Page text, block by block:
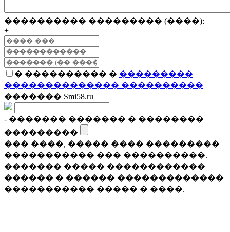
���������� ��������� (����):
+
� ���������� � ���������
�������������� ����������
������� Smi58.ru
- ������� ������� � ��������
���������
��� ����, ����� ���� ���������
����������� ��� ����������.
������� ����� ������������
������ � ������ �������������
����������� ����� � ����.